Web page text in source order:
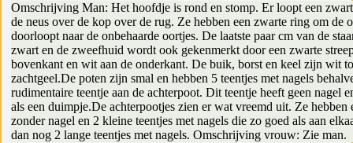
Omschrijving Man: Het hoofdje is rond en stomp. Er loopt een
de neus over de kop over de rug. Ze hebben een zwarte ring om de
doorloopt naar de onbehaarde oortjes. De laatste paar cm van de
zwart en de zweefhuid wordt ook gekenmerkt door een zwarte
bovenkant en wit aan de onderkant. De buik, borst en keel zijn wit
zachtgeel.De poten zijn smal en hebben 5 teentjes met nagels
rudimentaire teentje aan de achterpoot. Dit teentje heeft geen nagel
als een duimpje.De achterpootjes zien er wat vreemd uit. Ze hebben
zonder nagel en 2 kleine teentjes met nagels die zo goed als aan
dan nog 2 lange teentjes met nagels. Omschrijving vrouw: Zie man.